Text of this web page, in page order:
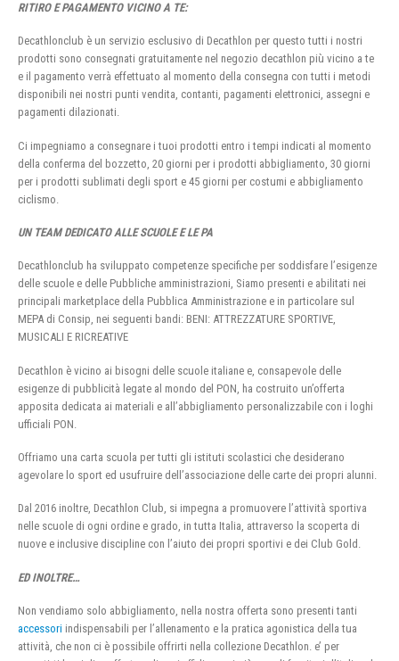
RITIRO E PAGAMENTO VICINO A TE:
Decathlonclub è un servizio esclusivo di Decathlon per questo tutti i nostri
prodotti sono consegnati gratuitamente nel negozio decathlon più vicino a te
e il pagamento verrà effettuato al momento della consegna con tutti i metodi
disponibili nei nostri punti vendita, contanti, pagamenti elettronici, assegni e
pagamenti dilazionati.
Ci impegniamo a consegnare i tuoi prodotti entro i tempi indicati al momento
della conferma del bozzetto, 20 giorni per i prodotti abbigliamento, 30 giorni
per i prodotti sublimati degli sport e 45 giorni per costumi e abbigliamento
ciclismo.
UN TEAM DEDICATO ALLE SCUOLE E LE PA
Decathlonclub ha sviluppato competenze specifiche per soddisfare l’esigenze
delle scuole e delle Pubbliche amministrazioni, Siamo presenti e abilitati nei
principali marketplace della Pubblica Amministrazione e in particolare sul
MEPA di Consip, nei seguenti bandi: BENI: ATTREZZATURE SPORTIVE,
MUSICALI E RICREATIVE
Decathlon è vicino ai bisogni delle scuole italiane e, consapevole delle
esigenze di pubblicità legate al mondo del PON, ha costruito un’offerta
apposita dedicata ai materiali e all’abbigliamento personalizzabile con i loghi
ufficiali PON.
Offriamo una carta scuola per tutti gli istituti scolastici che desiderano
agevolare lo sport ed usufruire dell’associazione delle carte dei propri alunni.
Dal 2016 inoltre, Decathlon Club, si impegna a promuovere l’attività sportiva
nelle scuole di ogni ordine e grado, in tutta Italia, attraverso la scoperta di
nuove e inclusive discipline con l’aiuto dei propri sportivi e dei Club Gold.
ED INOLTRE…
Non vendiamo solo abbigliamento, nella nostra offerta sono presenti tanti
accessori indispensabili per l’allenamento e la pratica agonistica della tua
attività, che non ci è possibile offrirti nella collezione Decathlon. e’ per